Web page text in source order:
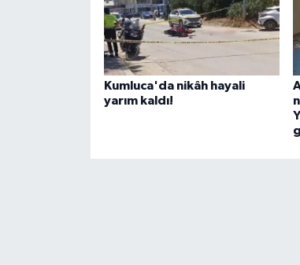
Kumluca'da nikâh hayali
yarım kaldı!